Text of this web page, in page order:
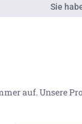
Sie
auf. Unsere
einen